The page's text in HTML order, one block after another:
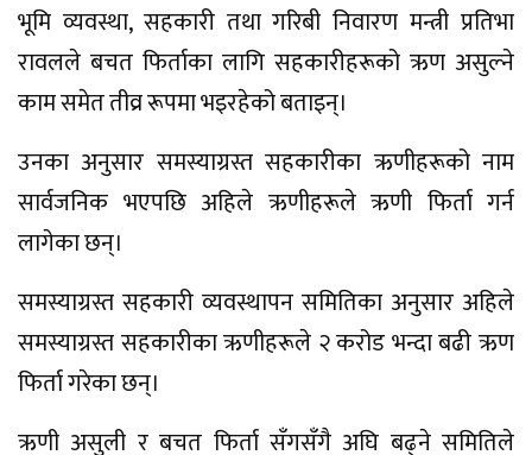
भूमि व्यवस्था, सहकारी तथा गरिबी निवारण मन्त्री प्रतिभा
रावलले बचत फिर्ताका लागि सहकारीहरूको ऋण असुल्ने
काम समेत तीव्र रूपमा भइरहेको बताइन्।
उनका अनुसार समस्याग्रस्त सहकारीका ऋणीहरूको नाम
सार्वजनिक भएपछि अहिले ऋणीहरूले ऋणी फिर्ता गर्न
लागेका छन्।
समस्याग्रस्त सहकारी व्यवस्थापन समितिका अनुसार अहिले
समस्याग्रस्त सहकारीका ऋणीहरूले २ करोड भन्दा बढी ऋण
फिर्ता गरेका छन्।
ऋणी असुली र बचत फिर्ता सँगसँगै अघि बढ्ने समितिले